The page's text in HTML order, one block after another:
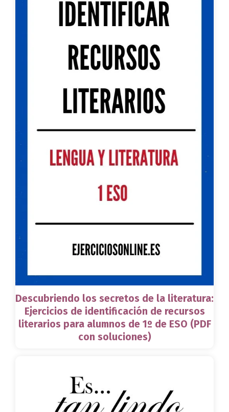
Descubriendo los secretos de la literatura:
Ejercicios de identificación de recursos
literarios para alumnos de 1º de ESO (PDF
con soluciones)